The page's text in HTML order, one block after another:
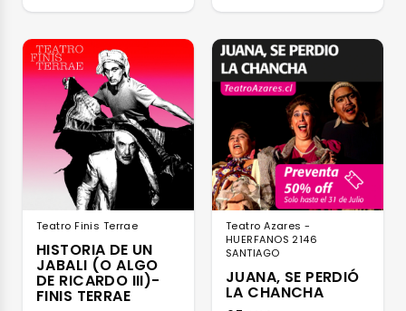
Teatro Finis Terrae
HISTORIA DE UN
JABALI (O ALGO
DE RICARDO III)-
FINIS TERRAE
Teatro Azares -
HUERFANOS 2146
SANTIAGO
JUANA, SE PERDIÓ
LA CHANCHA